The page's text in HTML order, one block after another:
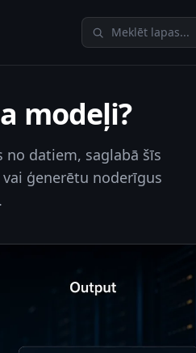
Meklēt TheAIMeters
modeļi?
datiem, saglabā šīs
ģenerētu noderīgus